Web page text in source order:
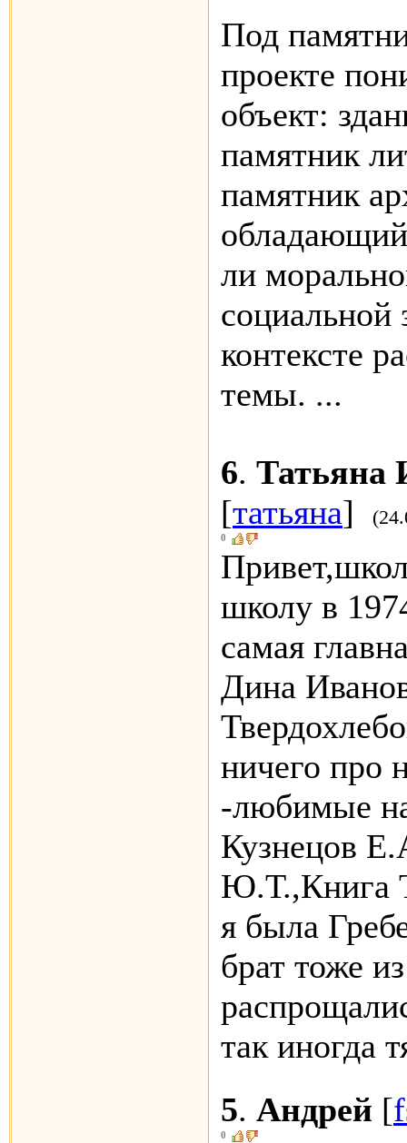
Под
проекте
объект:
памятник
памятник
ли
социальной
контексте
темы. ...
6. Татьяна
[татьяна]
0
школу в
самая
Дина
ничего про
-любимые
Кузнецов
Ю.Т.,Книга
я была
брат тоже
так иногда
5. Андрей [
0